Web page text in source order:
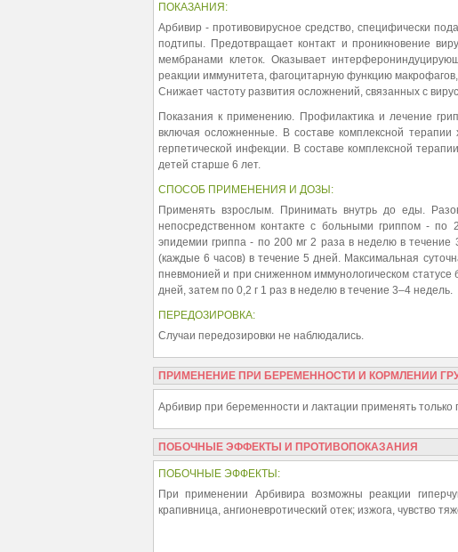
ПОКАЗАНИЯ:
Арбивир - противовирусное средство, специфически
подтипы. Предотвращает контакт и проникновение
мембранами клеток. Оказывает
реакции иммунитета, фагоцитарную функцию
Снижает частоту развития осложнений, связанных с
Показания к применению. Профилактика и лечение
включая осложненные. В составе комплексной
герпетической инфекции. В составе комплексной
детей старше 6 лет.
СПОСОБ ПРИМЕНЕНИЯ И ДОЗЫ:
Применять взрослым. Принимать внутрь до еды.
непосредственном контакте с больными гриппом -
эпидемии гриппа - по 200 мг 2 раза в неделю в течение
(каждые 6 часов) в течение 5 дней. Максимальная
пневмонией и при сниженном иммунологическом
дней, затем по 0,2 г 1 раз в неделю в течение 3–4 недель.
ПЕРЕДОЗИРОВКА:
Случаи передозировки не наблюдались.
ПРИМЕНЕНИЕ ПРИ БЕРЕМЕННОСТИ И КОРМЛЕНИИ
Арбивир при беременности и лактации применять только
ПОБОЧНЫЕ ЭФФЕКТЫ И ПРОТИВОПОКАЗАНИЯ
ПОБОЧНЫЕ ЭФФЕКТЫ:
При применении Арбивира возможны реакции
крапивница, ангионевротический отек; изжога, чувство